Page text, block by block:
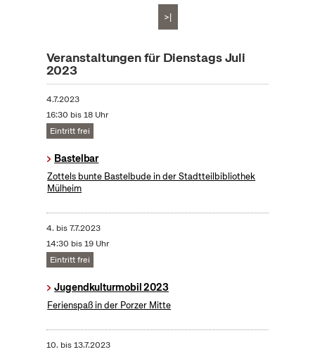
>|
Veranstaltungen für Dienstags Juli
2023
4.7.2023
16:30 bis 18 Uhr
Eintritt frei
Bastelbar
Zottels bunte Bastelbude in der Stadtteilbibliothek
Mülheim
4. bis7.7.2023
14:30 bis 19 Uhr
Eintritt frei
Jugendkulturmobil 2023
Ferienspaß in der Porzer Mitte
10. bis13.7.2023